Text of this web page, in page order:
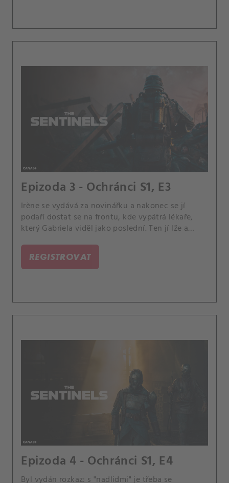
Epizoda 3 - Ochránci S1, E3
Irène se vydává za novinářku a nakonec se jí
podaří dostat se na frontu, kde vypátrá lékaře,
který Gabriela viděl jako poslední. Ten jí lže a
Irène diskrétně kontaktuje a řekne jí, že lékař před
ní něco tají.
REGISTROVAT
Epizoda 4 - Ochránci S1, E4
Byl vydán rozkaz: s "nadlidmi" je třeba se